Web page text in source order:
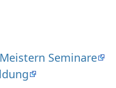
Seminare